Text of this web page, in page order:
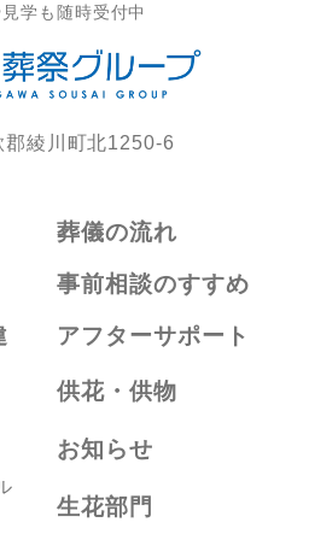
学も随時受付中
郡綾川町北1250-6
葬儀の流れ
事前相談のすすめ
アフターサポート
供花・供物
お知らせ
生花部門